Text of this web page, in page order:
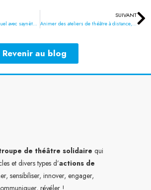
Animer un séminaire annuel avec saynète sur mesure et le Théâtre Lab
SUIVANT
Animer des ateliers de théâtre à distance, c’est possible !
Revenir au blog
de théâtre solidaire qui
et divers types d’actions de
sensibiliser, innover, engager,
révéler !